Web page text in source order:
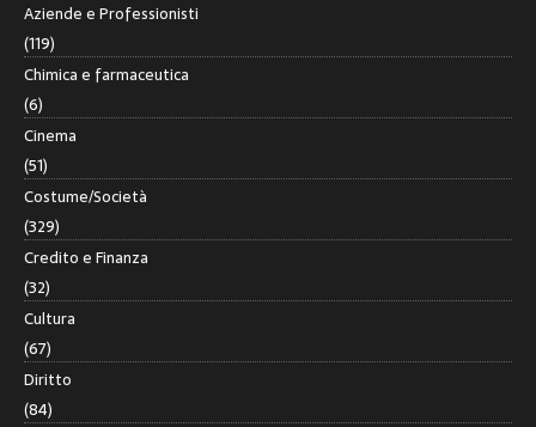
Aziende e Professionisti
(119)
Chimica e farmaceutica
(6)
Cinema
(51)
Costume/Società
(329)
Credito e Finanza
(32)
Cultura
(67)
Diritto
(84)